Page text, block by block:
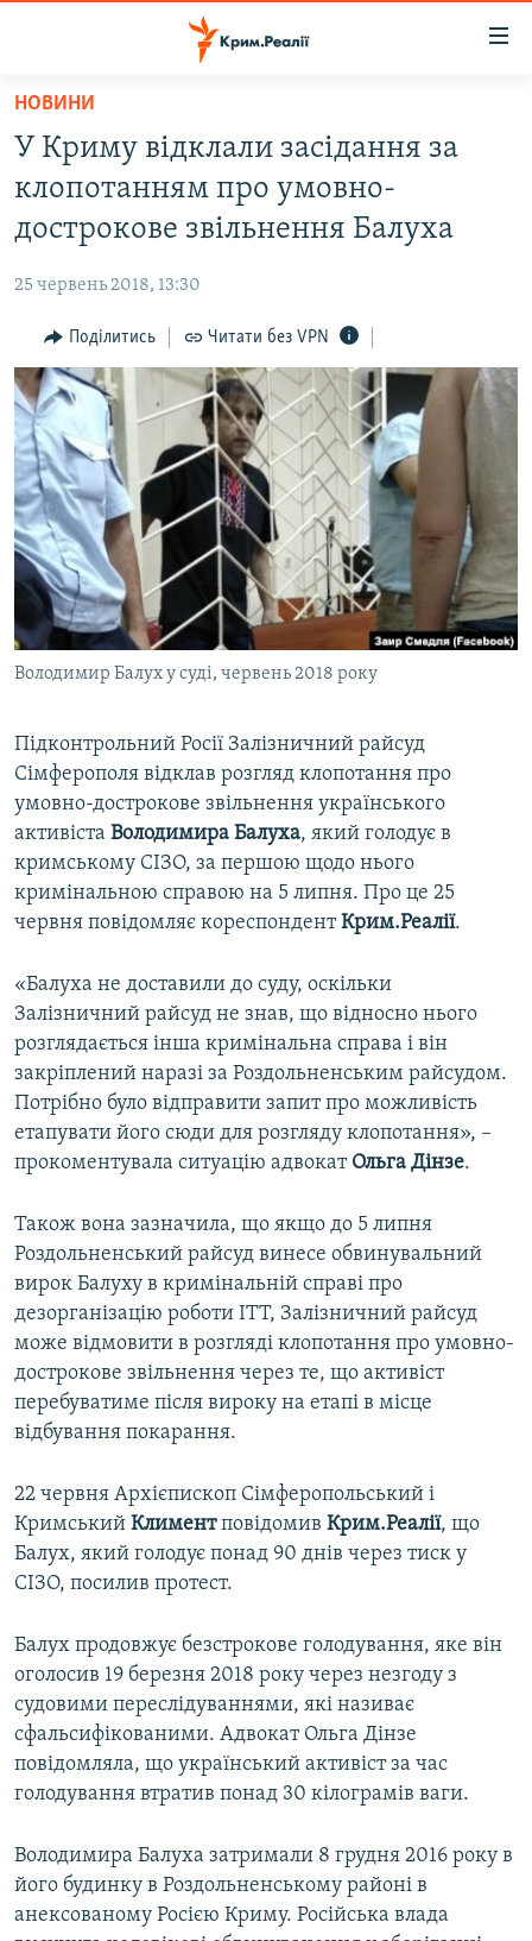
Перейти
основного
матеріалу
до
основної
навігації
Перейти
до
пошуку
ВОДА.КРИМ
БЛОГИ
ПОГЛЯД
ІНТЕРВ'Ю
ВСЕ ЗА ДЕНЬ
СПЕЦПРОЕКТИ
ДЕПОРТАЦІЯ
ВІДЕОУРОКИ «ELIFBE»
СВІДЧЕННЯ ОКУПАЦІЇ
УКРАЇНСЬКА ПРОБЛЕМА КРИМУ
ІНФОГРАФІКА
ЯК ОБІЙТИ БЛОКУВАННЯ
Русский
Qırımtatar
ДОЛУЧАЙСЯ!
Усі сайти RFE/RL
НОВИНИ
У Криму відклали засідання за
клопотанням про умовно-
дострокове звільнення Балуха
25 червень 2018, 13:30
Поділитись Читати без VPN
Володимир Балух у суді, червень 2018 року
Підконтрольний Росії Залізничний райсуд
Сімферополя відклав розгляд клопотання про
умовно-дострокове звільнення українського
активіста Володимира Балуха, який голодує в
кримському СІЗО, за першою щодо нього
кримінальною справою на 5 липня. Про це 25
червня повідомляє кореспондентКрим.Реалії.
«Балуха не доставили до суду, оскільки
Залізничний райсуд не знав, що відносно нього
розглядається інша кримінальна справа і він
закріплений наразі за Роздольненським райсудом.
Потрібно було відправити запит про можливість
етапувати його сюди для розгляду клопотання», –
прокоментувала ситуацію адвокат Ольга Дінзе.
Також вона зазначила, що якщо до 5 липня
Роздольненський райсуд винесе обвинувальний
вирок Балуху в кримінальній справі про
дезорганізацію роботи ІТТ, Залізничний райсуд
може відмовити в розгляді клопотання про умовно-
дострокове звільнення через те, що активіст
перебуватиме після вироку на етапі в місце
відбування покарання.
22 червня Архієпископ Сімферопольський і
Кримський Климентповідомив Крим.Реалії, що
Балух, який голодує понад 90 днів через тиск у
СІЗО, посилив протест.
Балух продовжує безстрокове голодування, яке він
оголосив 19 березня 2018 року через незгоду з
судовими переслідуваннями, які називає
сфальсифікованими. Адвокат Ольга Дінзе
повідомляла, що український активіст за час
голодування втратив понад 30 кілограмів ваги.
Володимира Балуха затримали 8 грудня 2016 року в
його будинку в Роздольненському районі в
анексованому Росією Криму. Російська влада